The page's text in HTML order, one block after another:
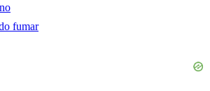
fumar